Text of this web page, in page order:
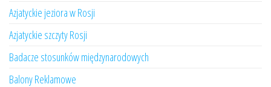
Azjatyckie jeziora w Rosji
Azjatyckie szczyty Rosji
Badacze stosunków międzynarodowych
Balony Reklamowe